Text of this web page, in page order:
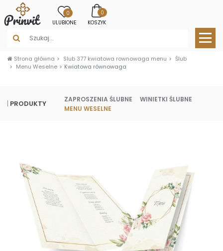
0
ULUBIONE
0
KOSZYK
Strona główna Slub 377 kwiatowa rownowaga menu
Ślub
Menu Weselne
Kwiatowa równowaga
PRODUKTY ZAPROSZENIA ŚLUBNE
WINIETKI ŚLUBNE
MENU WESELNE